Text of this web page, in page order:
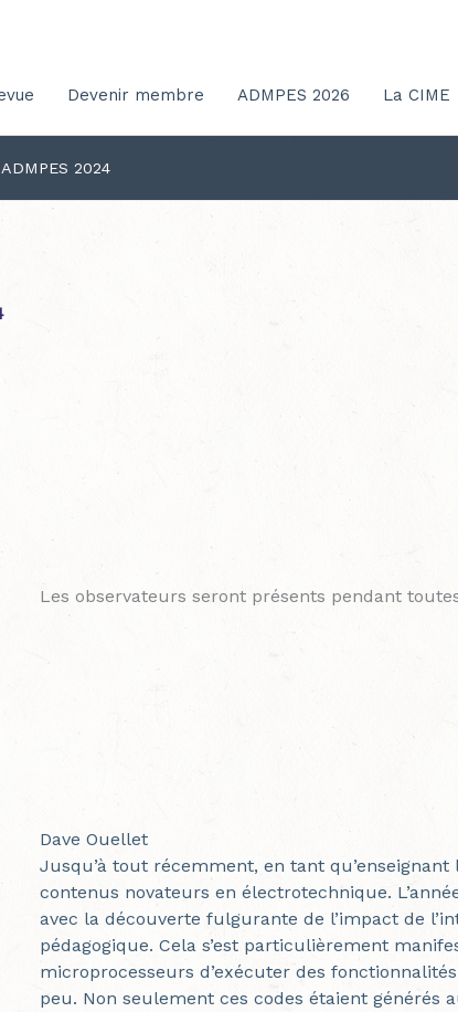
Devenir membre ADMPES 2026 La CIME
2024
Les observateurs seront présents pendant
Dave Ouellet
Jusqu’à tout récemment, en tant
contenus novateurs en électrotechnique.
avec la découverte fulgurante de l’impact de
pédagogique. Cela s’est particulièrement
microprocesseurs d’exécuter des
peu. Non seulement ces codes étaient générés